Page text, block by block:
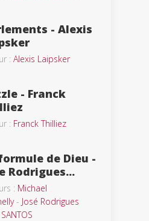
- Alexis
: Alexis Laipsker
- Franck
: Franck Thilliez
de Dieu -
Rodrigues...
: Michael
- José Rodrigues